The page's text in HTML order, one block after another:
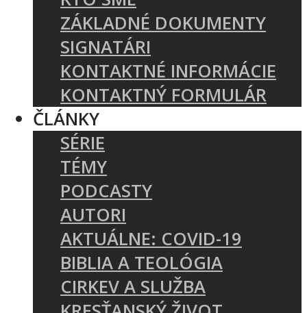
ZÁKLADNÉ DOKUMENTY
SIGNATÁRI
KONTAKTNÉ INFORMÁCIE
KONTAKTNÝ FORMULÁR
ČLÁNKY
SÉRIE
TÉMY
PODCASTY
AUTORI
AKTUÁLNE: COVID-19
BIBLIA A TEOLÓGIA
CIRKEV A SLUŽBA